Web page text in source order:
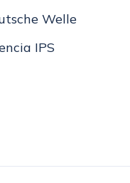
Welle
IPS